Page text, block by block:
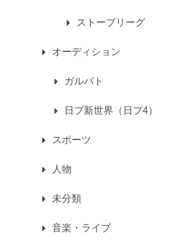
ストーブリーグ
オーディション
ガルバト
日プ新世界（日プ4）
スポーツ
人物
未分類
音楽・ライブ